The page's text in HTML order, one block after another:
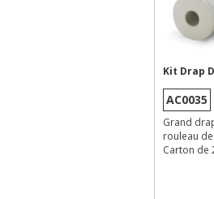
Kit Drap
AC0035
Grand
rouleau
Carton de